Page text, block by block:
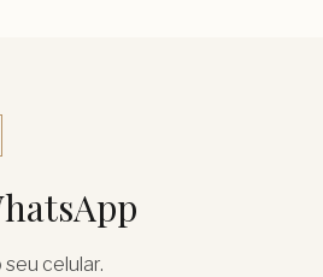
celular.